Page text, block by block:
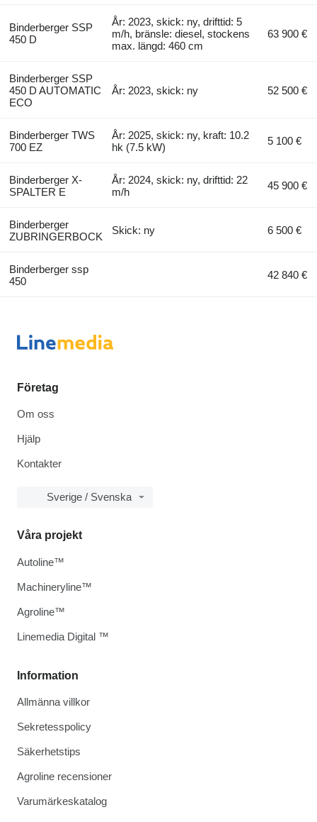
Binderberger SSP
450 D
År: 2023, skick: ny, drifttid: 5
m/h, bränsle: diesel, stockens
max. längd: 460 cm
63 900 €
Binderberger SSP
450 D AUTOMATIC
ECO
År: 2023, skick: ny 52 500 €
Binderberger TWS
700 EZ
År: 2025, skick: ny, kraft: 10.2
hk (7.5 kW)
5 100 €
Binderberger X-
SPALTER E
År: 2024, skick: ny, drifttid: 22
m/h
45 900 €
Binderberger
ZUBRINGERBOCK
Skick: ny 6 500 €
Binderberger ssp
450
42 840 €
Företag
Om oss
Hjälp
Kontakter
Sverige / Svenska
Information
Allmänna villkor
Sekretesspolicy
Säkerhetstips
Agroline recensioner
Varumärkeskatalog
Våra projekt
Autoline™
Machineryline™
Agroline™
Linemedia Digital ™